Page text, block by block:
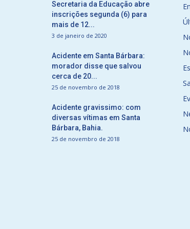
Secretaria da Educação abre
inscrições segunda (6) para
mais de 12...
3 de janeiro de 2020
Acidente em Santa Bárbara:
morador disse que salvou
cerca de 20...
25 de novembro de 2018
Acidente gravissimo: com
diversas vítimas em Santa
Bárbara, Bahia.
25 de novembro de 2018